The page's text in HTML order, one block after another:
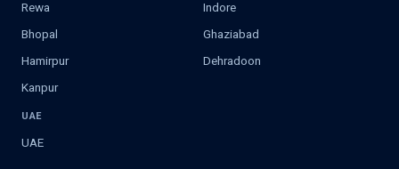
Rewa
Indore
Bhopal
Ghaziabad
Hamirpur
Dehradoon
Kanpur
UAE
UAE